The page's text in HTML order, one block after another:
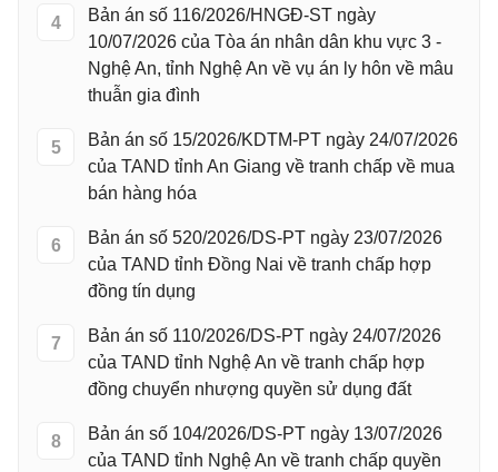
4
Bản án số 116/2026/HNGĐ-ST ngày
10/07/2026 của Tòa án nhân dân khu vực 3 -
Nghệ An, tỉnh Nghệ An về vụ án ly hôn về mâu
thuẫn gia đình
5
Bản án số 15/2026/KDTM-PT ngày 24/07/2026
của TAND tỉnh An Giang về tranh chấp về mua
bán hàng hóa
6
Bản án số 520/2026/DS-PT ngày 23/07/2026
của TAND tỉnh Đồng Nai về tranh chấp hợp
đồng tín dụng
7
Bản án số 110/2026/DS-PT ngày 24/07/2026
của TAND tỉnh Nghệ An về tranh chấp hợp
đồng chuyển nhượng quyền sử dụng đất
8
Bản án số 104/2026/DS-PT ngày 13/07/2026
của TAND tỉnh Nghệ An về tranh chấp quyền